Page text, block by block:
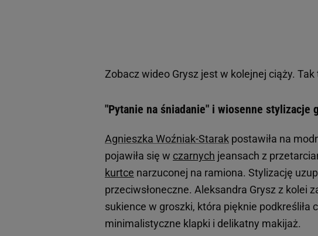
Zobacz wideo Grysz jest w kolejnej ciąży.
"Pytanie na śniadanie" i wiosenne stylizacje
Agnieszka Woźniak-Starak postawiła na
pojawiła się w czarnych jeansach z
kurtce narzuconej na ramiona. Stylizację
przeciwsłoneczne. Aleksandra Grysz z kolei
sukience w groszki, która pięknie podkreśliła
minimalistyczne klapki i delikatny makijaż.